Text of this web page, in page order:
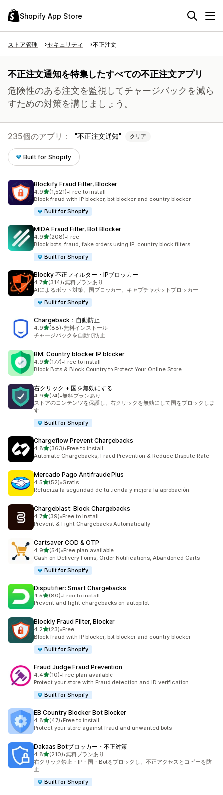
Shopify App Store
ストア管理 セキュリティ 不正注文
不正注文通知を特集したすべての不正注文アプリ
危険性のある注文を監視してチャージバックを減ら
すための対策を講じましょう。
235個のアプリ： 不正注文通知 クリア
Built for Shopify
Blockify Fraud Filter, Blocker
4.95つ星中
(1,521)
合計レビュー数：1521件
•Free to install
Block fraud with IP blocker, bot blocker and country blocker
Built for Shopify
MIDA Fraud Filter, Bot Blocker
4.95つ星中
(208)
合計レビュー数：208件
•Free
Block bots, fraud, fake orders using IP, country block filters
Built for Shopify
Blocky 不正フィルター・IPブロッカー
4.75つ星中
(314)
合計レビュー数：314件
•無料プランあり
AIによるボット対策、国ブロッカー、キャプチャボットブロッカー
Built for Shopify
Chargeback：自動防止
4.95つ星中
(88)
合計レビュー数：88件
•無料インストール
チャージバックを自動で防止
BM: Country blocker IP blocker
4.95つ星中
(177)
合計レビュー数：177件
•Free to install
Block Bots & Block Country to Protect Your Online Store
右クリック + 国を無効にする
4.95つ星中
(74)
合計レビュー数：74件
•無料プランあり
ストアのコンテンツを保護し、右クリックを無効にして国をブロックしま
す
Built for Shopify
Chargeflow Prevent Chargebacks
4.85つ星中
(363)
合計レビュー数：363件
•Free to install
Automate Chargebacks, Fraud Prevention & Reduce Dispute Rate
Mercado Pago Antifraude Plus
4.55つ星中
(52)
合計レビュー数：52件
•Gratis
Refuerza la seguridad de tu tienda y mejora la aprobación.
Chargeblast: Block Chargebacks
4.75つ星中
(39)
合計レビュー数：39件
•Free to install
Prevent & Fight Chargebacks Automatically
Cartsaver COD & OTP
4.95つ星中
(54)
合計レビュー数：54件
•Free plan available
Cash on Delivery Forms, Order Notifications, Abandoned Carts
Built for Shopify
Disputifier: Smart Chargebacks
4.55つ星中
(80)
合計レビュー数：80件
•Free to install
Prevent and fight chargebacks on autopilot
Blockly Fraud Filter, Blocker
4.25つ星中
(23)
合計レビュー数：23件
•Free
Block fraud with IP blocker, bot blocker and country blocker
Built for Shopify
Fraud Judge Fraud Prevention
4.45つ星中
(10)
合計レビュー数：10件
•Free plan available
Protect your store with Fraud detection and ID verification
Built for Shopify
EB Country Blocker Bot Blocker
4.85つ星中
(47)
合計レビュー数：47件
•Free to install
Protect your store against fraud and unwanted bots
Dakaas Botブロッカー・不正対策
4.85つ星中
(210)
合計レビュー数：210件
•無料プランあり
右クリック禁止・IP・国・Botをブロックし、不正アクセスとコピーを防
止
Built for Shopify